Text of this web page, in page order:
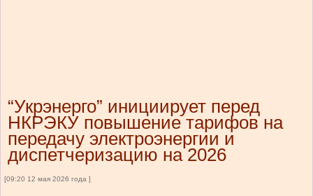
“Укрэнерго” инициирует перед
НКРЭКУ повышение тарифов на
передачу электроэнергии и
диспетчеризацию на 2026
[09:20 12 мая 2026 года ]